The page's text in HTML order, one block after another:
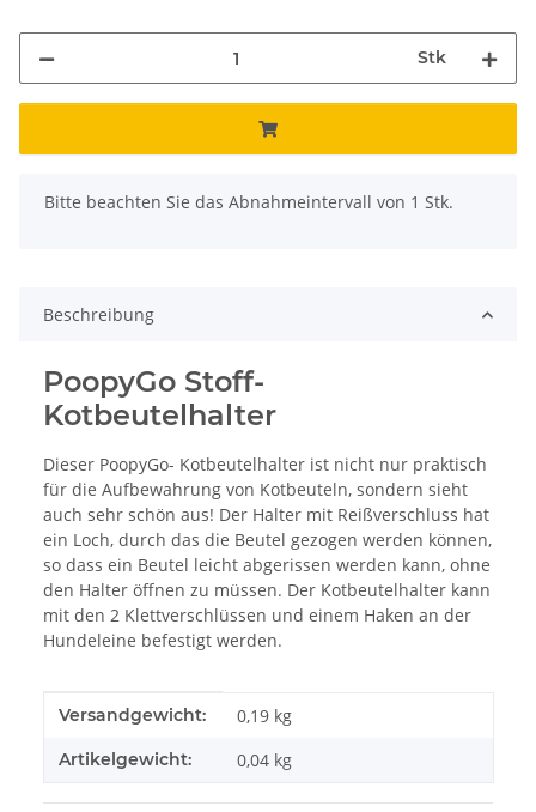
Stk
x
Bitte beachten Sie das Abnahmeintervall von 1 Stk.
Beschreibung
PoopyGo Stoff-
Kotbeutelhalter
Dieser PoopyGo- Kotbeutelhalter ist nicht nur praktisch
für die Aufbewahrung von Kotbeuteln, sondern sieht
auch sehr schön aus! Der Halter mit Reißverschluss hat
ein Loch, durch das die Beutel gezogen werden können,
so dass ein Beutel leicht abgerissen werden kann, ohne
den Halter öffnen zu müssen. Der Kotbeutelhalter kann
mit den 2 Klettverschlüssen und einem Haken an der
Hundeleine befestigt werden.
Produkteigenschaft
Wert
Versandgewicht: 0,19 kg
Artikelgewicht: 0,04 kg